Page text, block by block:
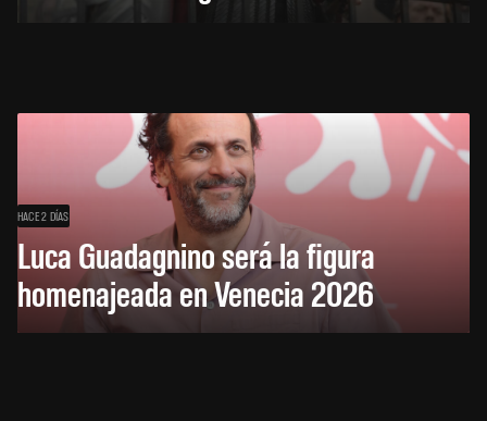
HACE 2 DÍAS
Luca Guadagnino será la figura
homenajeada en Venecia 2026